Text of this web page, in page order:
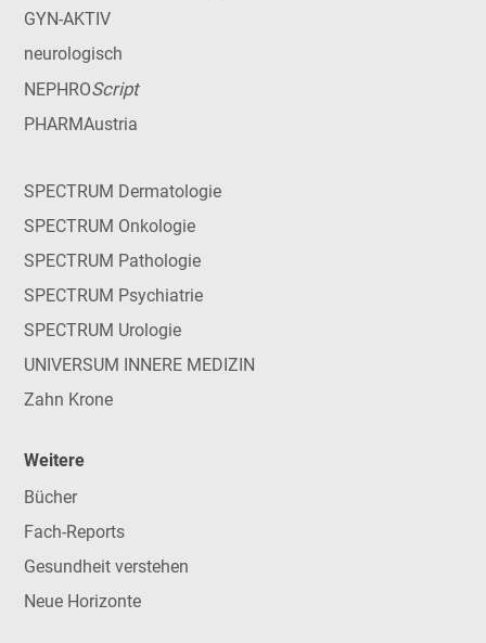
GYN-AKTIV
neurologisch
NEPHROScript
PHARMAustria
SPECTRUM Dermatologie
SPECTRUM Onkologie
SPECTRUM Pathologie
SPECTRUM Psychiatrie
SPECTRUM Urologie
UNIVERSUM INNERE MEDIZIN
Zahn Krone
Weitere
Bücher
Fach-Reports
Gesundheit verstehen
Neue Horizonte